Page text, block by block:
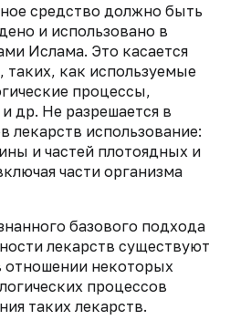
средство должно быть
и использовано в
Ислама. Это касается
таких, как используемые
процессы,
др. Не разрешается в
лекарств использование:
и частей плотоядных и
части организма
базового подхода
лекарств существуют
некоторых
процессов
таких лекарств.